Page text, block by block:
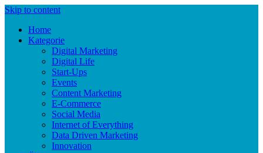
Skip to content
Home
Kategorie
Digital Marketing
Digital Life
Start-Ups
Events
Content Marketing
E-Commerce
Social Media
Internet of Everything
Data Driven Marketing
Innovation